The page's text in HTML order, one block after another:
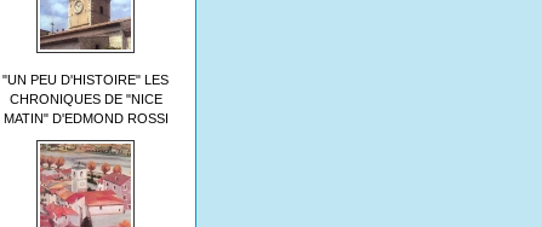
"UN PEU D'HISTOIRE" LES
CHRONIQUES DE "NICE
MATIN" D'EDMOND ROSSI